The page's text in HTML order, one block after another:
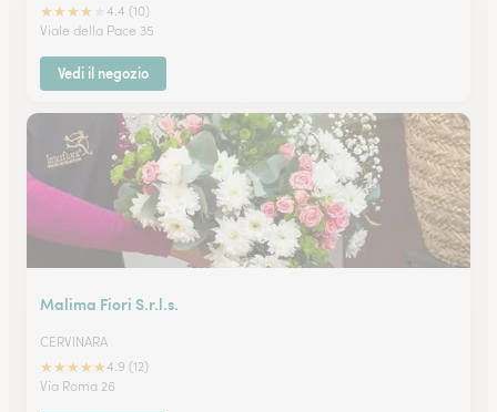
★★★★
4.4 (10)
Viale della Pace 35
Vedi il negozio
Malima Fiori S.r.l.s.
CERVINARA
★★★★★4.9 (12)
Via Roma 26